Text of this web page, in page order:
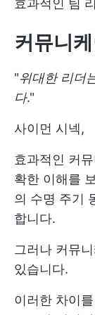
효과적인 팀
커뮤니
"위대한 리더
다."
사이먼 시넥,
효과적인 커
확한 이해를
의 수명 주기
합니다.
그러나 커뮤
있습니다.
이러한 차이